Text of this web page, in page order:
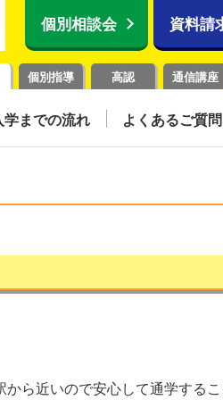
個別相談会 資料請
個別指導 高認 通信講座
学までの流れ よくあるご質問
ら近いので安心して通学する